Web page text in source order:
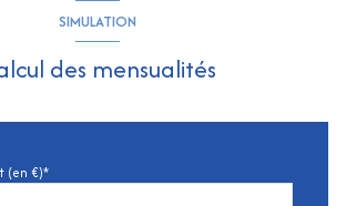
SIMULATION
des mensualités
(en €)*